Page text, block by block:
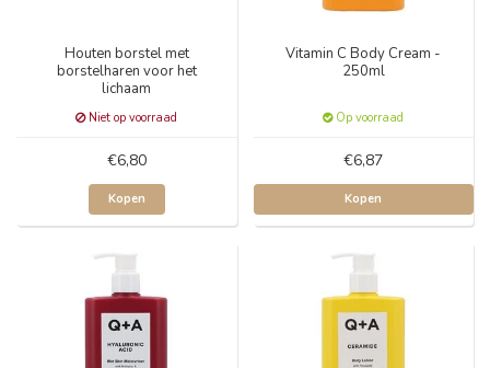
Houten borstel met
borstelharen voor het
lichaam
Niet op voorraad
€6,80
Kopen
Vitamin C Body Cream -
250ml
Op voorraad
€6,87
Kopen